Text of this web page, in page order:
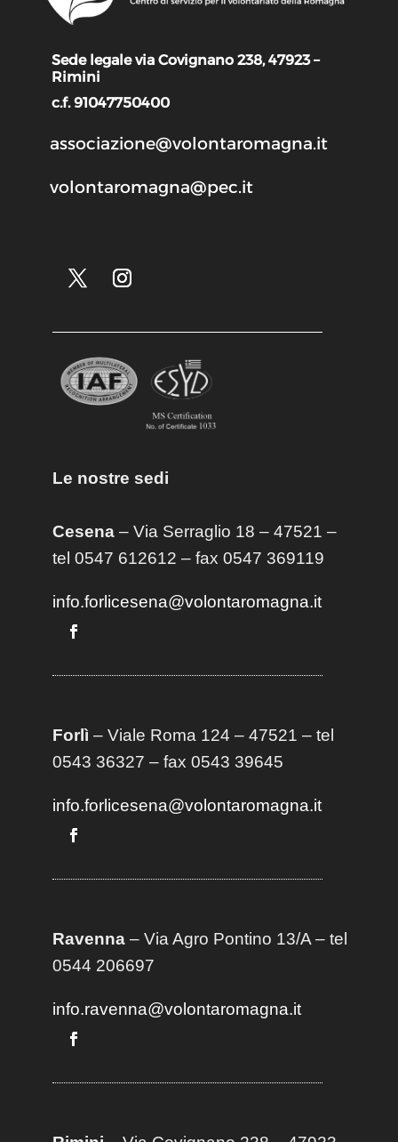
Sede legale via Covignano 238, 47923 –
Rimini
c.f. 91047750400
associazione@volontaromagna.it
volontaromagna@pec.it
Le nostre sedi
Cesena– Via Serraglio 18 – 47521 –
tel 0547 612612 – fax 0547 369119
info.forlicesena@volontaromagna.it
Forlì – Viale Roma 124 – 47521 – tel
0543 36327 – fax 0543 39645
info.forlicesena@volontaromagna.it
Ravenna– Via Agro Pontino 13/A– tel
0544 206697
info.ravenna@volontaromagna.it